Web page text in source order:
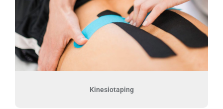
Kinesiotaping